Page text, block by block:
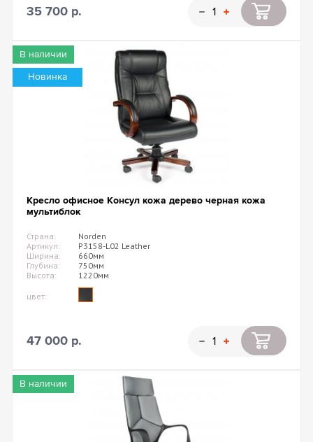
35 700 р.
Новинка
В наличии
Кресло офисное Консул кожа дерево черная кожа
мультиблок
Страна:
Norden
Артикул:
P3158-L02 Leather
Ширина:
660мм
Глубина:
750мм
Высота:
1220мм
цвет:
47 000 р.
В наличии